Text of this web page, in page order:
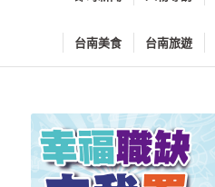
台南美食 台南旅遊